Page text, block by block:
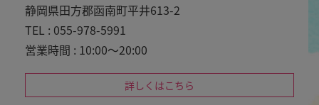
静岡県田方郡函南町平井613-2
TEL : 055-978-5991
営業時間 : 10:00～20:00
詳しくはこちら